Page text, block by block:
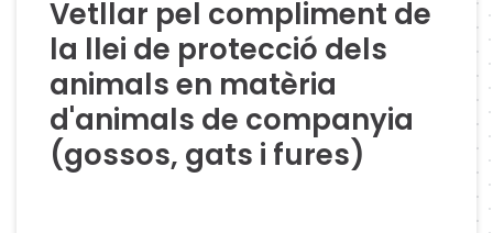
Vetllar pel compliment de
la llei de protecció dels
animals en matèria
d'animals de companyia
(gossos, gats i fures)